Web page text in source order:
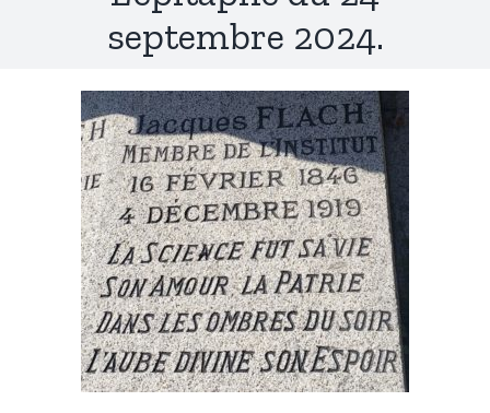
septembre 2024.